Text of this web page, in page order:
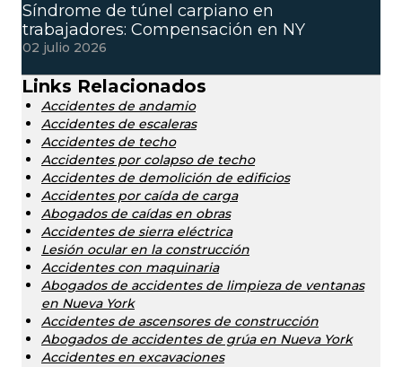
Síndrome de túnel carpiano en
trabajadores: Compensación en NY
02 julio 2026
Links Relacionados
Accidentes de andamio
Accidentes de escaleras
Accidentes de techo
Accidentes por colapso de techo
Accidentes de demolición de edificios
Accidentes por caída de carga
Abogados de caídas en obras
Accidentes de sierra eléctrica
Lesión ocular en la construcción
Accidentes con maquinaria
Abogados de accidentes de limpieza de ventanas
en Nueva York
Accidentes de ascensores de construcción
Abogados de accidentes de grúa en Nueva York
Accidentes en excavaciones